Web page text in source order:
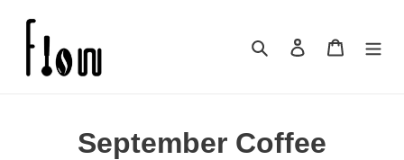
搜尋 登入 購物車
商
September Coffee